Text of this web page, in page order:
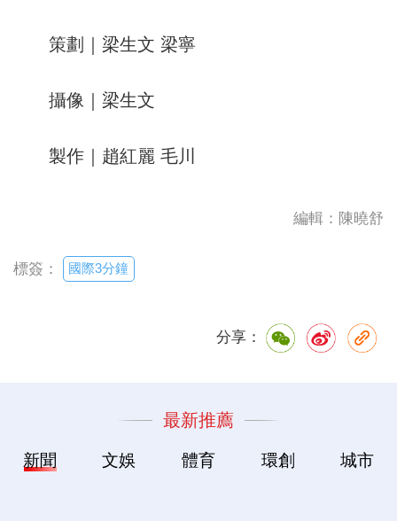
策劃｜梁生文 梁寧
攝像｜梁生文
製作｜趙紅麗 毛川
編輯：陳曉舒
標簽： 國際3分鐘
分享：
最新推薦
新聞 文娛 體育 環創 城市